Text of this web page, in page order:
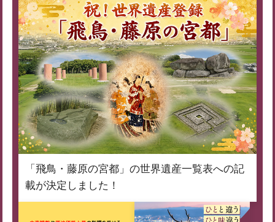
「飛鳥・藤原の宮都」の世界遺産一覧表への記
載が決定しました！